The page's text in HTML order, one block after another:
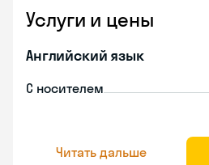
Услуги и цены
Английский язык
С носителем
Читать дальше